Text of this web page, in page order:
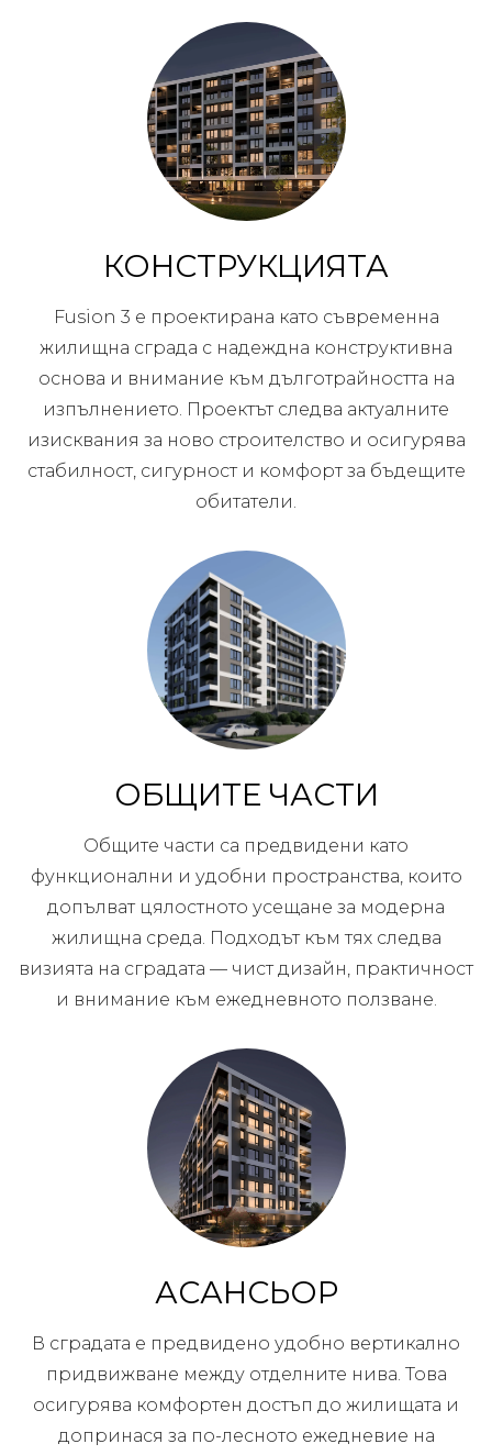
КОНСТРУКЦИЯТА
Fusion 3 е проектирана като съвременна
жилищна сграда с надеждна конструктивна
основа и внимание към дълготрайността на
изпълнението. Проектът следва актуалните
изисквания за ново строителство и осигурява
стабилност, сигурност и комфорт за бъдещите
обитатели.
ОБЩИТЕ ЧАСТИ
Общите части са предвидени като
функционални и удобни пространства, които
допълват цялостното усещане за модерна
жилищна среда. Подходът към тях следва
визията на сградата — чист дизайн, практичност
и внимание към ежедневното ползване.
АСАНСЬОР
В сградата е предвидено удобно вертикално
придвижване между отделните нива. Това
осигурява комфортен достъп до жилищата и
допринася за по-лесното ежедневие на